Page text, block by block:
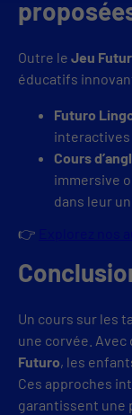
Outre le Jeu
éducatifs
Futuro
interactives
Cours
immersive
dans leur
👉
Un cours sur les
une corvée.
Futuro, les
Ces approches
garantissent une